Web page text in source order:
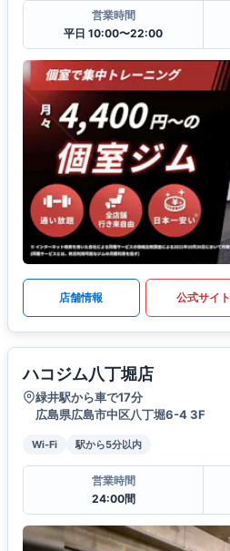
営業時間
平日 10:00〜22:00
店舗情報 公式サイト
ハコジム八丁堀店
緑井駅から車で17分
広島県広島市中区八丁堀6-4 3F
Wi-Fi 駅から5分以内
営業時間
24:00間